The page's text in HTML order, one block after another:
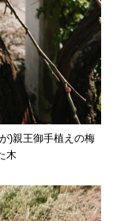
)親王御手植えの梅
木